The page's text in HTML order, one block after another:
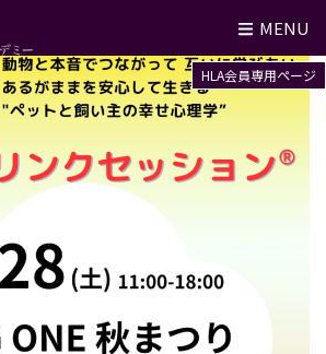
MENU
HLA会員専用ページ